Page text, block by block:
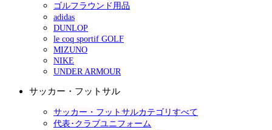
ゴルフラウンド用品
adidas
DUNLOP
le coq sportif GOLF
MIZUNO
NIKE
UNDER ARMOUR
サッカー・フットサル
サッカー・フットサルカテゴリすべて
代表･クラブユニフォーム